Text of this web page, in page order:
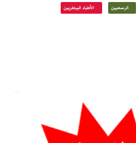
الرسميين الأطباء البيطريين